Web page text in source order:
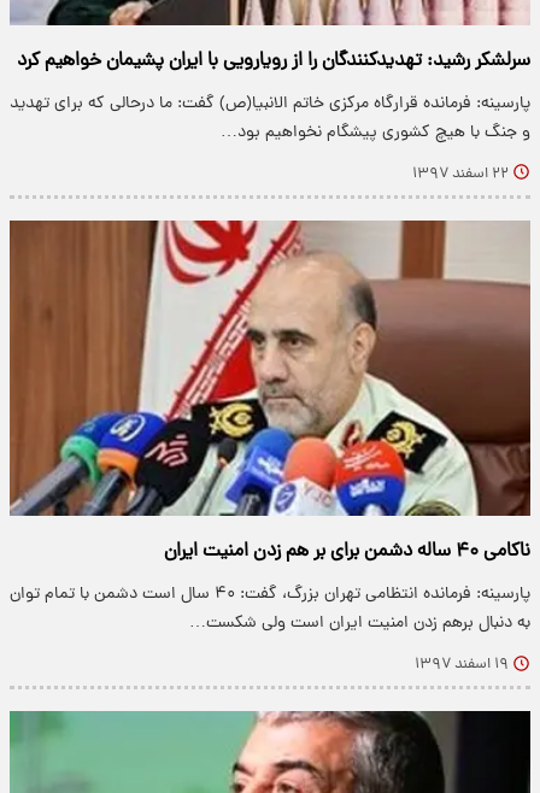
سرلشکر رشید: تهدیدکنندگان را از رویارویی با ایران پشیمان خواهیم کرد
پارسینه: فرمانده قرارگاه مرکزی خاتم الانبیا(ص) گفت: ما درحالی که برای تهدید
و جنگ با هیچ کشوری پیشگام نخواهیم بود…
۲۲ اسفند ۱۳۹۷
ناکامی ۴۰ ساله دشمن برای بر هم زدن امنیت ایران
پارسینه: فرمانده انتظامی تهران بزرگ،‌ گفت: ۴۰ سال است دشمن با تمام توان
به دنبال برهم زدن امنیت ایران است ولی شکست…
۱۹ اسفند ۱۳۹۷